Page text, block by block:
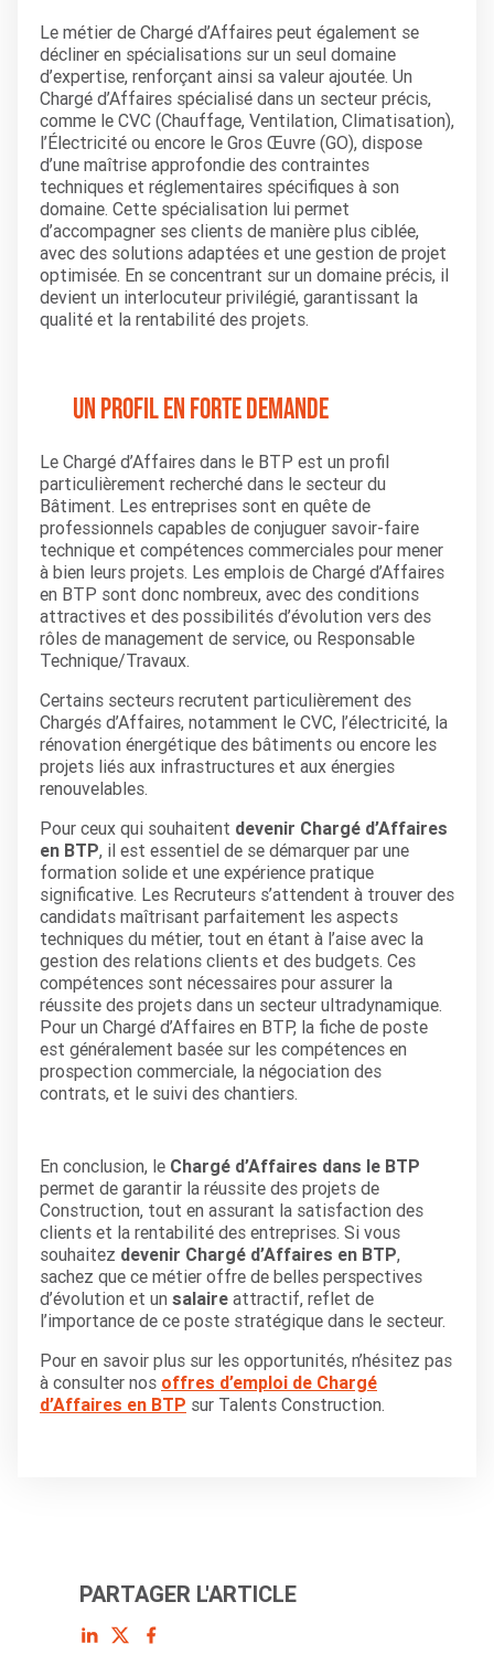
Le métier de Chargé d’Affaires peut également se
décliner en spécialisations sur un seul domaine
d’expertise, renforçant ainsi sa valeur ajoutée. Un
Chargé d’Affaires spécialisé dans un secteur précis,
comme le CVC (Chauffage, Ventilation, Climatisation),
l’Électricité ou encore le Gros Œuvre (GO), dispose
d’une maîtrise approfondie des contraintes
techniques et réglementaires spécifiques à son
domaine. Cette spécialisation lui permet
d’accompagner ses clients de manière plus ciblée,
avec des solutions adaptées et une gestion de projet
optimisée. En se concentrant sur un domaine précis, il
devient un interlocuteur privilégié, garantissant la
qualité et la rentabilité des projets.
Un profil en forte demande
Le Chargé d’Affaires dans le BTP est un profil
particulièrement recherché dans le secteur du
Bâtiment. Les entreprises sont en quête de
professionnels capables de conjuguer savoir-faire
technique et compétences commerciales pour mener
à bien leurs projets. Les emplois de Chargé d’Affaires
en BTP sont donc nombreux, avec des conditions
attractives et des possibilités d’évolution vers des
rôles de management de service, ou Responsable
Technique/Travaux.
Certains secteurs recrutent particulièrement des
Chargés d’Affaires, notamment le CVC, l’électricité, la
rénovation énergétique des bâtiments ou encore les
projets liés aux infrastructures et aux énergies
renouvelables.
Pour ceux qui souhaitent devenir Chargé d’Affaires
en BTP, il est essentiel de se démarquer par une
formation solide et une expérience pratique
significative. Les Recruteurs s’attendent à trouver des
candidats maîtrisant parfaitement les aspects
techniques du métier, tout en étant à l’aise avec la
gestion des relations clients et des budgets. Ces
compétences sont nécessaires pour assurer la
réussite des projets dans un secteur ultradynamique.
Pour un Chargé d’Affaires en BTP, la fiche de poste
est généralement basée sur les compétences en
prospection commerciale, la négociation des
contrats, et le suivi des chantiers.
En conclusion, le Chargé d’Affaires dans le BTP
permet de garantir la réussite des projets de
Construction, tout en assurant la satisfaction des
clients et la rentabilité des entreprises. Si vous
souhaitez devenir Chargé d’Affaires en BTP,
sachez que ce métier offre de belles perspectives
d’évolution et un salaire attractif, reflet de
l’importance de ce poste stratégique dans le secteur.
Pour en savoir plus sur les opportunités, n’hésitez pas
à consulter nos offres d’emploi de Chargé
d’Affaires en BTP sur Talents Construction.
PARTAGER L'ARTICLE